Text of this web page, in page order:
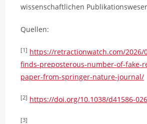
wissenschaftlichen
Quellen:
[1] https://retractionwatch.com/2026/
finds-preposterous-number-of-fake-
paper-from-springer-nature-journal/
[2] https://doi.org/10.1038/d41586-
[3]